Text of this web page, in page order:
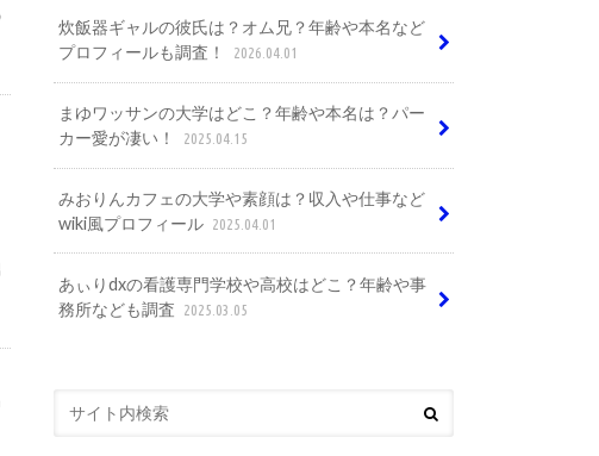
炊飯器ギャルの彼氏は？オム兄？年齢や本名など
プロフィールも調査！
2026.04.01
まゆワッサンの大学はどこ？年齢や本名は？パー
カー愛が凄い！
2025.04.15
みおりんカフェの大学や素顔は？収入や仕事など
wiki風プロフィール 2025.04.01
あぃりdxの看護専門学校や高校はどこ？年齢や事
務所なども調査
2025.03.05